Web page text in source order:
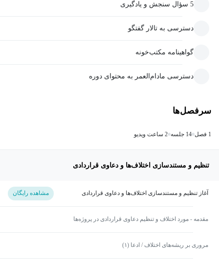
5 سؤال سنجش و یادگیری
دسترسی به تالار گفتگو
گواهینامه مکتب‌خونه
دسترسی مادام‌العمر به محتوای دوره
سرفصل‌ها
1 فصل 14 جلسه 2 ساعت ویدیو
تنظیم و مستندسازی اختلاف‌ها و دعاوی قراردادی
آغاز تنظیم و مستندسازی اختلاف‌ها و دعاوی قراردادی مشاهده رایگان
مقدمه - مورد اختلاف و تنظیم دعاوی قراردادی در پروژه‌ها
مروری بر ریشه‌های اختلاف / ادعا (۱)